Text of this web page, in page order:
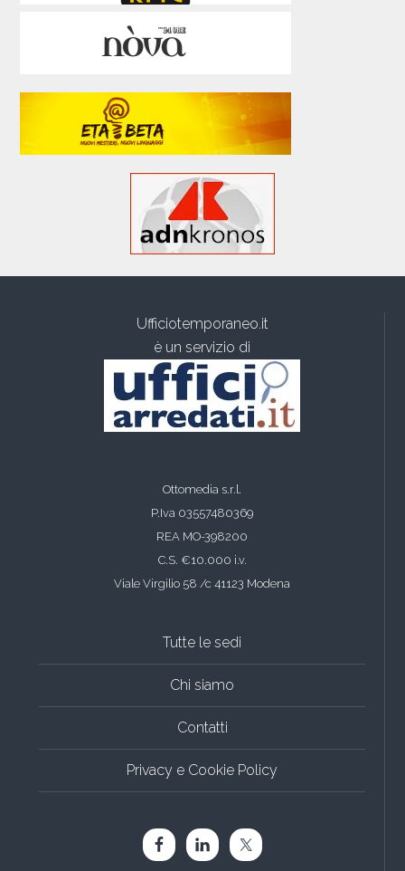
Ufficiotemporaneo.it
è un servizio di
Ottomedia s.r.l.
P.Iva 03557480369
REA MO-398200
C.S. €10.000 i.v.
Viale Virgilio 58 /c 41123 Modena
Tutte le sedi
Chi siamo
Contatti
Privacy e Cookie Policy